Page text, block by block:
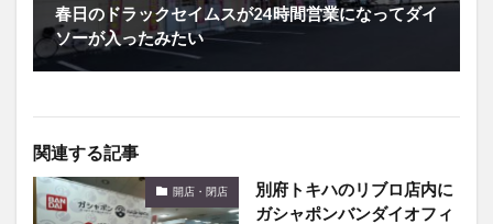
春日のドラックセイムスが24時間営業になってダイ
ソーが入ったみたい
関連する記事
開店・閉店
別府トキハのリブロ店内に
ガシャポンバンダイオフィ